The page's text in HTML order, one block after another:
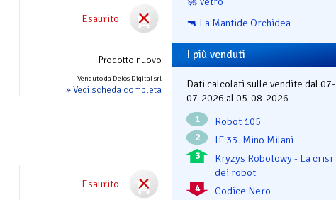
Esaurito
Prodotto nuovo
Venduto da Delos Digital srl
» Vedi scheda completa
Esaurito
🔫 La Mantide Orchidea
I più venduti
Dati calcolati sulle vendite dal 07-
07-2026 al 05-08-2026
1 Robot 105
2 IF 33. Mino Milani
3
Kryzys Robotowy - La crisi
dei robot
4 Codice Nero